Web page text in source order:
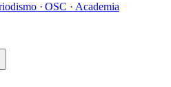
· OSC · Academia